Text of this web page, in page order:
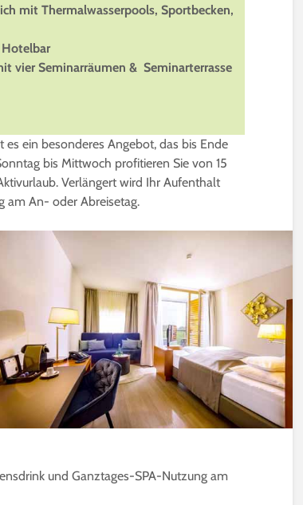
mit Thermalwasserpools, Sportbecken,
vier Seminarräumen & Seminarterrasse
ein besonderes Angebot, das bis Ende
bis Mittwoch profitieren Sie von 15
Verlängert wird Ihr Aufenthalt
am An- oder Abreisetag.
und Ganztages-SPA-Nutzung am